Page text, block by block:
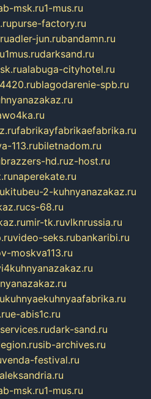
msk.ru1-mus.ru
purse-factory.ru
adler-jun.rubandamn.ru
1mus.rudarksand.ru
alabuga-cityhotel.ru
blagodarenie-spb.ru
fabrikayfabrikaefabrika.ru
113.rubiletnadom.ru
brazzers-hd.ruz-host.ru
naperekate.ru
kitubeu-2-kuhnyanazakaz.ru
cs-68.ru
mir-tk.ruvlknrussia.ru
video-seks.rubankaribi.ru
moskva113.ru
kuhnyaekuhnyaafabrika.ru
e-abis1c.ru
dark-sand.ru
sib-archives.ru
venda-festival.ru
msk.ru1-mus.ru